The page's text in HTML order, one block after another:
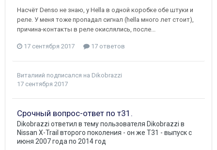
Насчёт Denso не знаю, у Hella в одной коробке обе штуки и
реле. У меня тоже пропадал сигнал (hella много лет стоит),
причина-контакты в реле окислялись, после...
17 сентября 2017 17 ответов
Виталиий подписался на Dikobrazzi
17 сентября 2017
Срочный вопрос-ответ по т31.
Dikobrazzi ответил в тему пользователя Dikobrazzi в
Nissan X-Trail второго поколения - он же Т31 - выпуск с
июня 2007 года по 2014 год